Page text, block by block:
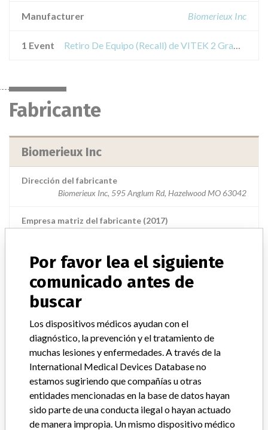
Manufacturer Biomerieux Inc
1 Event Retiro De Equipo (Recall) de VITEK 2 Gram Negative Susceptibility Card, ASTN128
Fabricante
Biomerieux Inc
Dirección del fabricante
Biomerieux Inc, 595 Anglum Rd, Hazelwood MO 63042
Empresa matriz del fabricante (2017)
Source USFDA
ACERCA DE LA BASE DE DATOS
Explore más de 120,000 registros de retiros, alertas y
notificaciones de seguridad de dispositivos médicos y sus
conexiones con los fabricantes.
Preguntas frecuentes
Acerca de la base de datos
Contáctenos
Créditos
Por favor lea el siguiente
comunicado antes de
buscar
Los dispositivos médicos ayudan con el
diagnóstico, la prevención y el tratamiento de
muchas lesiones y enfermedades. A través de la
International Medical Devices Database no
estamos sugiriendo que compañías u otras
entidades mencionadas en la base de datos hayan
sido parte de una conducta ilegal o hayan actuado
de manera impropia. Un mismo dispositivo médico